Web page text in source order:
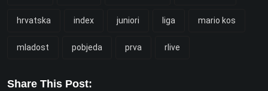
hrvatska index juniori liga mario kos
mladost pobjeda prva rlive
Share This Post: